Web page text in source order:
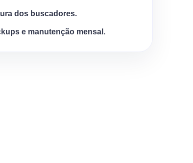
dos buscadores.
e manutenção mensal.